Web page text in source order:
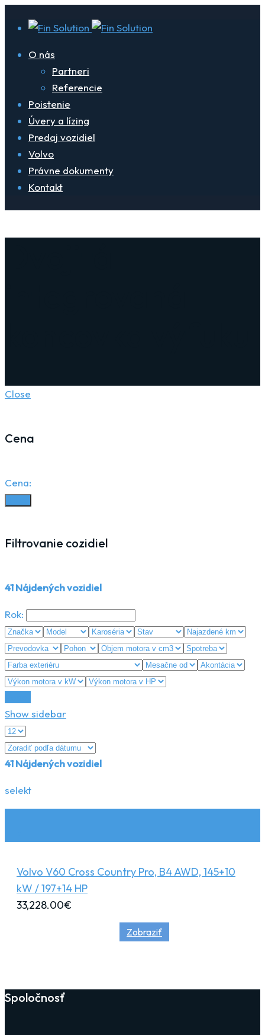
O nás
Partneri
Referencie
Poistenie
Úvery a lízing
Predaj vozidiel
Volvo
Právne dokumenty
Kontakt
Close
Cena
Cena:
Filtrovanie cozidiel
41Nájdených vozidiel
Rok:
Show sidebar
41Nájdených vozidiel
selekt
Volvo V60 Cross Country Pro, B4 AWD, 145+10
kW / 197+14 HP
33,228.00€
Zobraziť
Spoločnosť